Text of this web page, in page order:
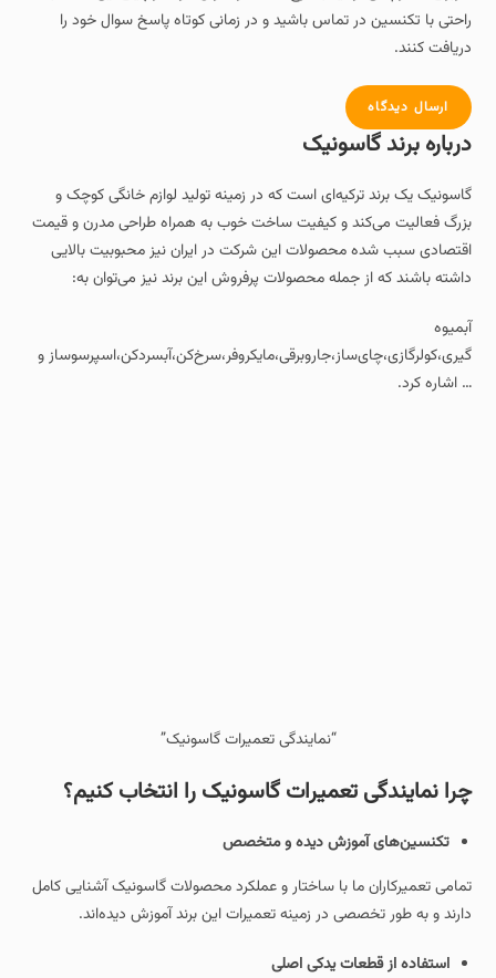
راحتی با تکنسین در تماس باشید و در زمانی کوتاه پاسخ سوال خود را
دریافت کنند.
ارسال دیدگاه
درباره برند گاسونیک
گاسونیک یک برند ترکیه‌ای است که در زمینه تولید لوازم خانگی کوچک و
بزرگ فعالیت می‌کند و کیفیت ساخت خوب به همراه طراحی مدرن و قیمت
اقتصادی سبب شده محصولات این شرکت در ایران نیز محبوبیت بالایی
داشته باشند که از جمله محصولات پرفروش این برند نیز می‌توان به:
آبمیوه‌
گیری،کولرگازی،چای‌ساز،جاروبرقی،مایکروفر،سرخ‌کن،آبسردکن،اسپرسوساز و
… اشاره کرد.
“نمایندگی تعمیرات گاسونیک”
چرا نمایندگی تعمیرات گاسونیک را انتخاب کنیم؟
تکنسین‌های آموزش‌ دیده و متخصص
تمامی تعمیرکاران ما با ساختار و عملکرد محصولات گاسونیک آشنایی کامل
دارند و به‌ طور تخصصی در زمینه تعمیرات این برند آموزش دیده‌اند.
استفاده از قطعات یدکی اصلی